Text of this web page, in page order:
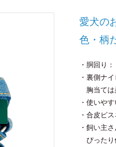
愛犬の
色・柄
・胴回り
・裏側ナ
胸当ては
・使いや
・合皮ピ
・飼い主
ぴったり